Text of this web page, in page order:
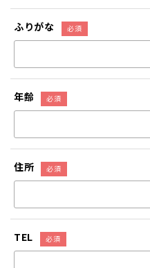
ふりがな
年齢
住所
TEL